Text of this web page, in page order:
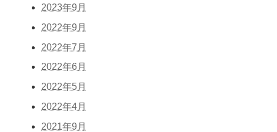
2023年9月
2022年9月
2022年7月
2022年6月
2022年5月
2022年4月
2021年9月